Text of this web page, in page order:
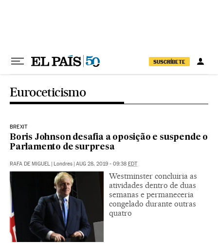
SUSCRÍBETE
Euroceticismo
BREXIT
Boris Johnson desafia a oposição e suspende o
Parlamento de surpresa
RAFA DE MIGUEL | Londres | AUG 28, 2019 - 09:38 EDT
Westminster concluiria as
atividades dentro de duas
semanas e permaneceria
congelado durante outras
quatro